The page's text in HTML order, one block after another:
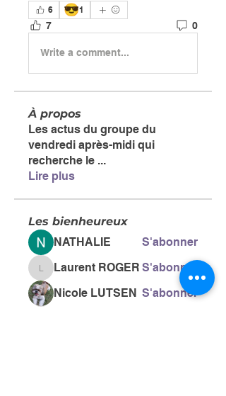
6 😎1
7 0
Write a comment...
À propos
Les actus du groupe du
vendredi après-midi qui
recherche le ...
Lire plus
Les bienheureux
NATHALIE
S'abonner
Laurent ROGER
Laurent ROGER S'abonner
Nicole LUTSEN S'abonner